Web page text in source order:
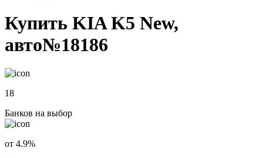
Купить KIA K5 New,
авто№18186
18
Банков на выбор
от 4.9%